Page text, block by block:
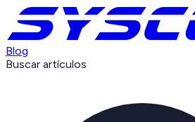
Blog
Buscar artículos